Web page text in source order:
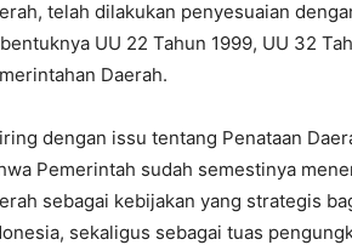
telah dilakukan penyesuaian
UU 22 Tahun 1999, UU 32
Daerah.
dengan issu tentang Penataan
Pemerintah sudah semestinya
sebagai kebijakan yang strategis
sekaligus sebagai tuas